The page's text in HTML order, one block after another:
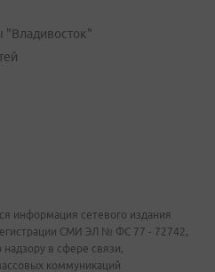
"Владивосток"
информация сетевого издания
СМИ ЭЛ № ФС 77 - 72742,
в сфере связи,
коммуникаций